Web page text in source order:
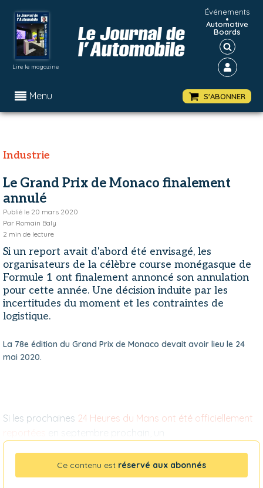
Lire le magazine
Événements
•
Automotive
Boards
Menu S'ABONNER
Industrie
Le Grand Prix de Monaco finalement
annulé
Publié le 20 mars 2020
Par Romain Baly
2 min de lecture
Si un report avait d'abord été envisagé, les
organisateurs de la célèbre course monégasque de
Formule 1 ont finalement annoncé son annulation
pour cette année. Une décision induite par les
incertitudes du moment et les contraintes de
logistique.
La 78e édition du Grand Prix de Monaco devait avoir lieu le 24
mai 2020.
Si les prochaines 24 Heures du Mans ont été officiellement
Ce contenu est réservé aux abonnés